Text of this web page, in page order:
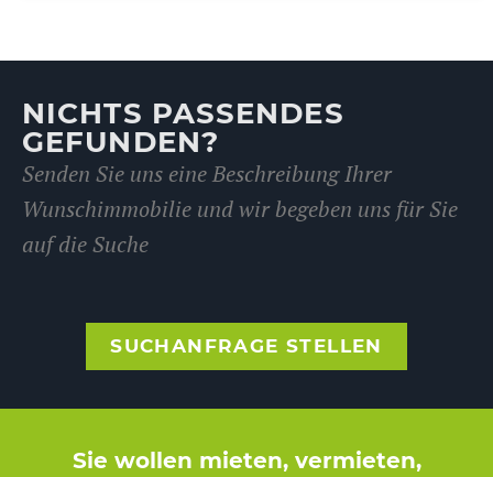
NICHTS PASSENDES
GEFUNDEN?
Senden Sie uns eine Beschreibung Ihrer
Wunschimmobilie und wir begeben uns für Sie
auf die Suche
SUCHANFRAGE STELLEN
Sie wollen mieten, vermieten,